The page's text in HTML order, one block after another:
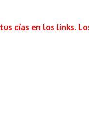
días en los links.